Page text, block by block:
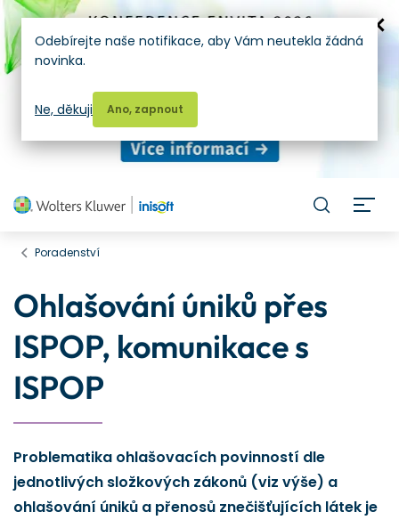
Poradenství
Ohlašování úniků přes
ISPOP, komunikace s
ISPOP
Problematika ohlašovacích povinností dle
jednotlivých složkových zákonů (viz výše) a
ohlašování úniků a přenosů znečišťujících látek je
Odebírejte naše notifikace, aby Vám neutekla žádná
novinka.
Ano, zapnout
Ne, děkuji